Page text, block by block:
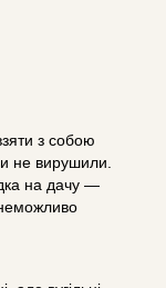
з собою
не вирушили.
на дачу —